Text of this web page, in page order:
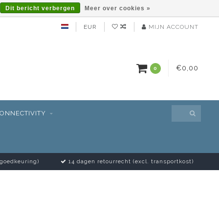
EUR MIJN ACCOUNT
0 €0,00
14 dagen retourrecht (excl. transportkost)
Dit bericht verbergen Meer over cookies »